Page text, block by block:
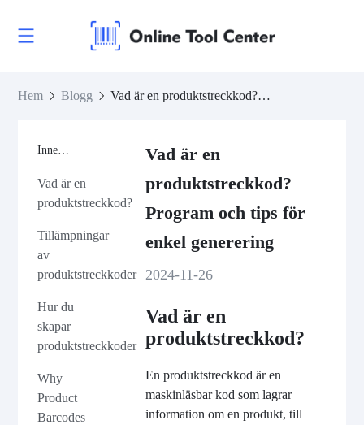
Hem Blogg Vad är en produktstreckkod? Program och tips för enkel generering
Innehåll
Vad är en
produktstreckkod?
Tillämpningar
av
produktstreckkoder
Hur du
skapar
produktstreckkoder
Why
Product
Barcodes
Vad är en
produktstreckkod?
Program och tips för
enkel generering
2024-11-26
Vad är en
produktstreckkod?
En produktstreckkod är en
maskinläsbar kod som lagrar
information om en produkt, till